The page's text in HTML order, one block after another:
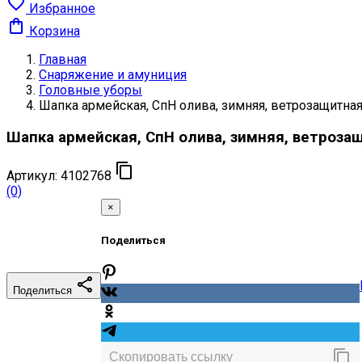
Избранное
 Корзина
Главная
Снаряжение и амуниция
Головные уборы
Шапка армейская, СпН олива, зимняя, ветрозащитная
Шапка армейская, СпН олива, зимняя,
Артикул: 4102768 
(0)
Поделиться 
×
Поделиться
content_copy